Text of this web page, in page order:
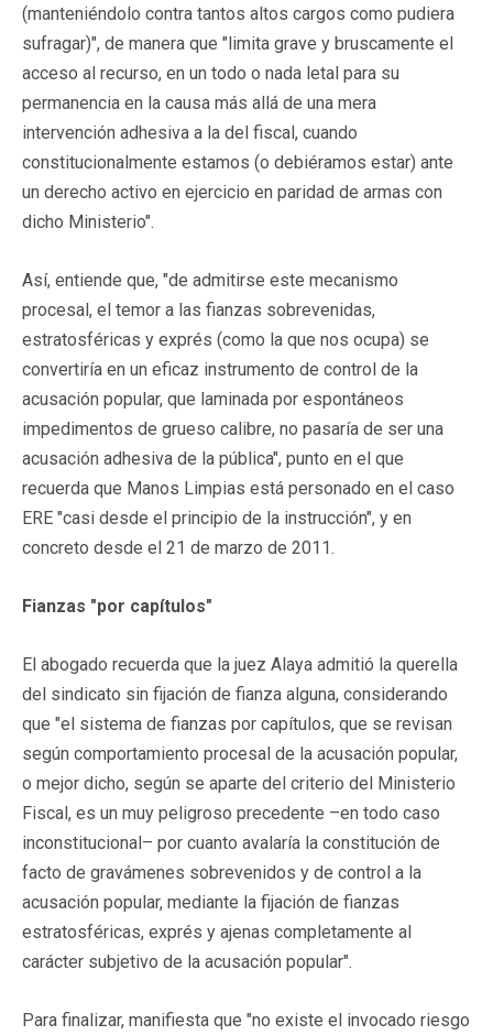
(manteniéndolo contra tantos altos cargos como pudiera
sufragar)", de manera que "limita grave y bruscamente el
acceso al recurso, en un todo o nada letal para su
permanencia en la causa más allá de una mera
intervención adhesiva a la del fiscal, cuando
constitucionalmente estamos (o debiéramos estar) ante
un derecho activo en ejercicio en paridad de armas con
dicho Ministerio".
Así, entiende que, "de admitirse este mecanismo
procesal, el temor a las fianzas sobrevenidas,
estratosféricas y exprés (como la que nos ocupa) se
convertiría en un eficaz instrumento de control de la
acusación popular, que laminada por espontáneos
impedimentos de grueso calibre, no pasaría de ser una
acusación adhesiva de la pública", punto en el que
recuerda que Manos Limpias está personado en el caso
ERE "casi desde el principio de la instrucción", y en
concreto desde el 21 de marzo de 2011.
Fianzas "por capítulos"
El abogado recuerda que la juez Alaya admitió la querella
del sindicato sin fijación de fianza alguna, considerando
que "el sistema de fianzas por capítulos, que se revisan
según comportamiento procesal de la acusación popular,
o mejor dicho, según se aparte del criterio del Ministerio
Fiscal, es un muy peligroso precedente –en todo caso
inconstitucional– por cuanto avalaría la constitución de
facto de gravámenes sobrevenidos y de control a la
acusación popular, mediante la fijación de fianzas
estratosféricas, exprés y ajenas completamente al
carácter subjetivo de la acusación popular".
Para finalizar, manifiesta que "no existe el invocado riesgo